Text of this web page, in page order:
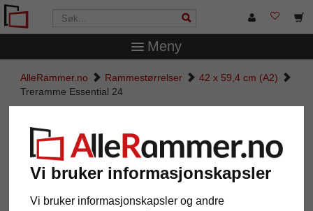
Vi bruker informasjonskapsler
Vi bruker informasjonskapsler og andre
Meny
AlleRammer.no Rammestørrelser
42 x 59,4 cm (A2)
Treramme Essential 24
Treramme Essential 24